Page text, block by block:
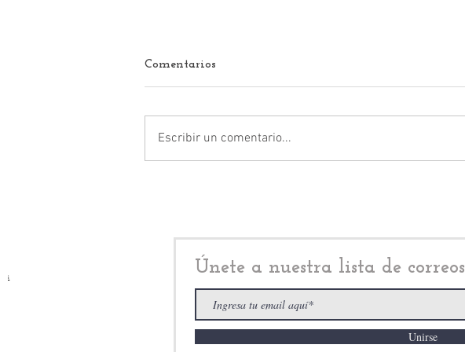
Comentarios
Escribir un comentario...
Únete a nuestra lista de correos
Unirse
i